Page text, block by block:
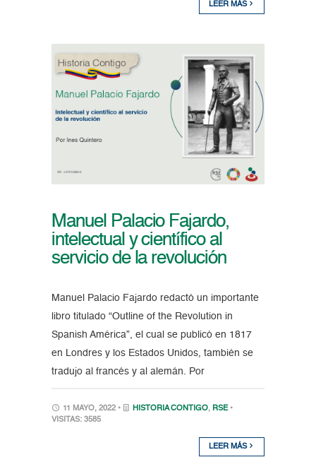
LEER MÁS
Manuel Palacio Fajardo,
intelectual y científico al
servicio de la revolución
Manuel Palacio Fajardo redactó un importante
libro titulado “Outline of the Revolution in
Spanish América”, el cual se publicó en 1817
en Londres y los Estados Unidos, también se
tradujo al francés y al alemán. Por
11 MAYO, 2022 • HISTORIA CONTIGO, RSE •
VISITAS: 3585
LEER MÁS